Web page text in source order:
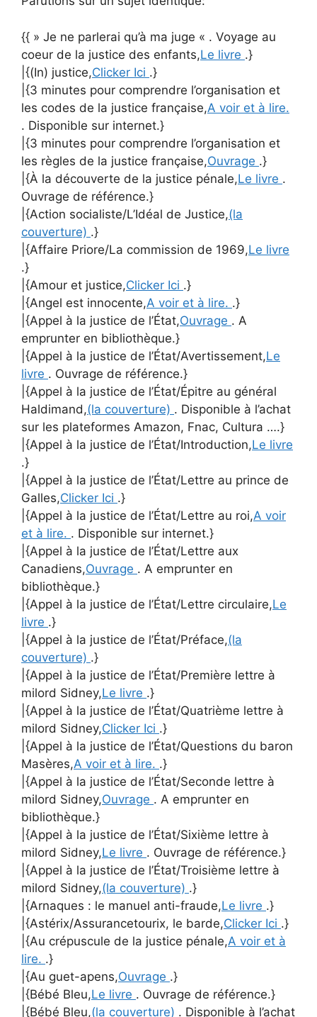
{{ » Je ne parlerai qu’à ma juge « . Voyage au
coeur de la justice des enfants,Le livre .}
|{(In) justice,Clicker Ici .}
|{3 minutes pour comprendre l’organisation et
les codes de la justice française,A voir et à lire.
. Disponible sur internet.}
|{3 minutes pour comprendre l’organisation et
les règles de la justice française,Ouvrage .}
|{À la découverte de la justice pénale,Le livre .
Ouvrage de référence.}
|{Action socialiste/L’Idéal de Justice,(la
couverture) .}
|{Affaire Priore/La commission de 1969,Le livre
.}
|{Amour et justice,Clicker Ici .}
|{Angel est innocente,A voir et à lire. .}
|{Appel à la justice de l’État,Ouvrage . A
emprunter en bibliothèque.}
|{Appel à la justice de l’État/Avertissement,Le
livre . Ouvrage de référence.}
|{Appel à la justice de l’État/Épitre au général
Haldimand,(la couverture) . Disponible à l’achat
sur les plateformes Amazon, Fnac, Cultura ….}
|{Appel à la justice de l’État/Introduction,Le livre
.}
|{Appel à la justice de l’État/Lettre au prince de
Galles,Clicker Ici .}
|{Appel à la justice de l’État/Lettre au roi,A voir
et à lire. . Disponible sur internet.}
|{Appel à la justice de l’État/Lettre aux
Canadiens,Ouvrage . A emprunter en
bibliothèque.}
|{Appel à la justice de l’État/Lettre circulaire,Le
livre .}
|{Appel à la justice de l’État/Préface,(la
couverture) .}
|{Appel à la justice de l’État/Première lettre à
milord Sidney,Le livre .}
|{Appel à la justice de l’État/Quatrième lettre à
milord Sidney,Clicker Ici .}
|{Appel à la justice de l’État/Questions du baron
Masères,A voir et à lire. .}
|{Appel à la justice de l’État/Seconde lettre à
milord Sidney,Ouvrage . A emprunter en
bibliothèque.}
|{Appel à la justice de l’État/Sixième lettre à
milord Sidney,Le livre . Ouvrage de référence.}
|{Appel à la justice de l’État/Troisième lettre à
milord Sidney,(la couverture) .}
|{Arnaques : le manuel anti-fraude,Le livre .}
|{Astérix/Assurancetourix, le barde,Clicker Ici .}
|{Au crépuscule de la justice pénale,A voir et à
lire. .}
|{Au guet-apens,Ouvrage .}
|{Bébé Bleu,Le livre . Ouvrage de référence.}
|{Bébé Bleu,(la couverture) . Disponible à l’achat